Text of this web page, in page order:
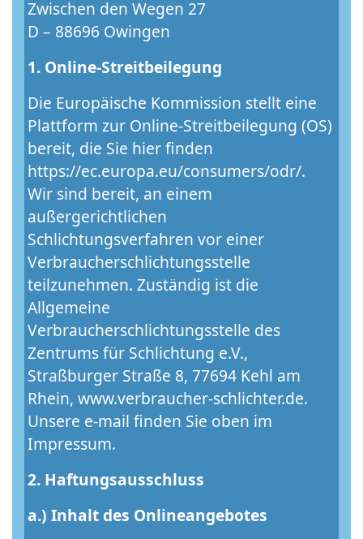
Zwischen den Wegen 27
D – 88696 Owingen
1. Online-Streitbeilegung
Die Europäische Kommission stellt eine
Plattform zur Online-Streitbeilegung (OS)
bereit, die Sie hier finden
https://ec.europa.eu/consumers/odr/.
Wir sind bereit, an einem
außergerichtlichen
Schlichtungsverfahren vor einer
Verbraucherschlichtungsstelle
teilzunehmen. Zuständig ist die
Allgemeine
Verbraucherschlichtungsstelle des
Zentrums für Schlichtung e.V.,
Straßburger Straße 8, 77694 Kehl am
Rhein, www.verbraucher-schlichter.de.
Unsere e-mail finden Sie oben im
Impressum.
2. Haftungsausschluss
a.) Inhalt des Onlineangebotes